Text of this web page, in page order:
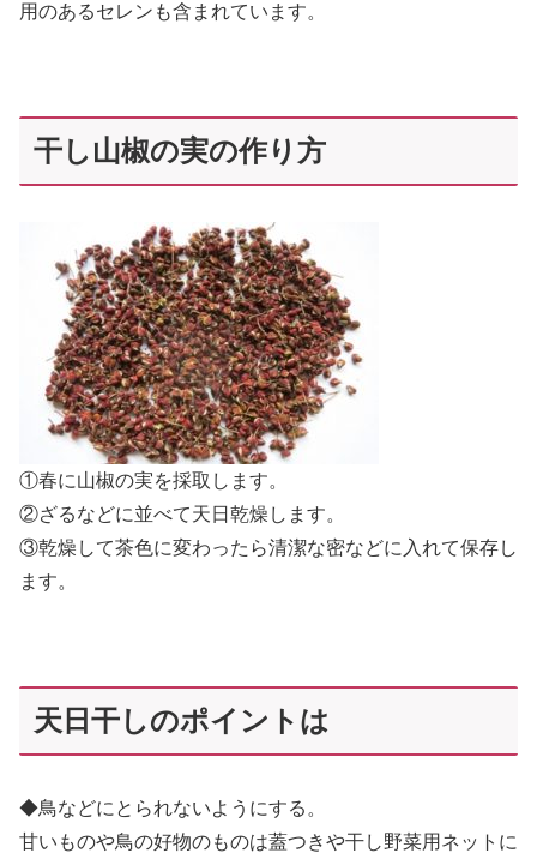
用のあるセレンも含まれています。
干し山椒の実の作り方
①春に山椒の実を採取します。
②ざるなどに並べて天日乾燥します。
③乾燥して茶色に変わったら清潔な密などに入れて保存し
ます。
天日干しのポイントは
◆鳥などにとられないようにする。
甘いものや鳥の好物のものは蓋つきや干し野菜用ネットに